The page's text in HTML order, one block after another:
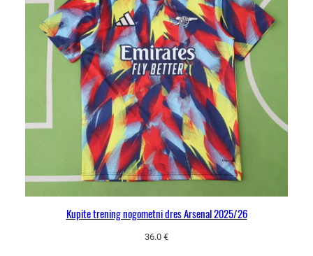
Kupite trening nogometni dres Arsenal 2025/26
36.0 €